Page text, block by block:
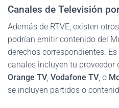
Canales de Televisión
Además de RTVE, existen
podrían emitir contenido del
derechos correspondientes.
canales incluyen tu proveedor
Orange TV, Vodafone TV, o
se incluyen partidos o